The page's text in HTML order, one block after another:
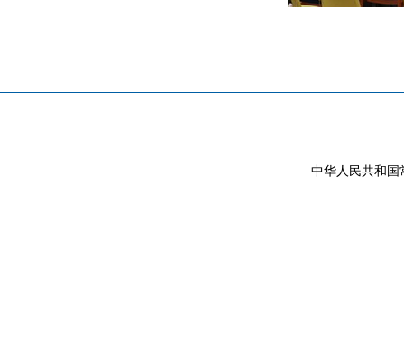
中华人民共和国